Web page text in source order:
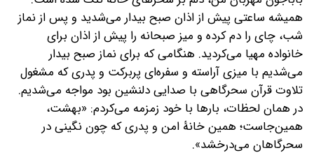
همیشه ساعتی پیش از اذان صبح بیدار می‌شدید و پس از نماز
شب، چای را دم کرده و میز صبحانه را پیش از اذان برای
خانواده مهیا می‌کردید. هنگامی که برای نماز صبح بیدار
می‌شدیم با میزی آراسته و سفره‌ای پربرکت و پدری که مشغول
تلاوت قرآن سحرگاهی با صدایی دلنشین بود مواجه می‌شدیم.
در همان لحظات، بارها با خود زمزمه می‌کردم: «بهشت،
همین‌جاست؛ همین خانۀ امن و پدری که چون نگینی در
سحرگاهان می‌درخشد».